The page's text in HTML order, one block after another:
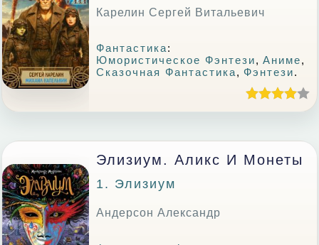
Карелин Сергей Витальевич
Фантастика:
Юмористическое Фэнтези,Аниме,
Сказочная Фантастика, Фэнтези.
Элизиум. Аликс И Монеты
1. Элизиум
Андерсон Александр